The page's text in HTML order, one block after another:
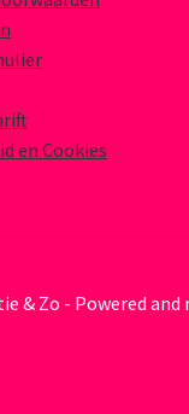
en Cookies
& Zo - Powered